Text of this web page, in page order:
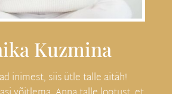
Kuzmina
inimest, siis ütle talle aitäh!